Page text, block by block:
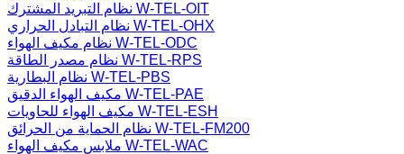
نظام التبريد المشترك W-TEL-OIT
نظام التبادل الحراري W-TEL-OHX
نظام مكيف الهواء W-TEL-ODC
نظام مصدر الطاقة W-TEL-RPS
نظام البطارية W-TEL-PBS
مكيف الهواء الدقيق W-TEL-PAE
مكيف الهواء للحاويات W-TEL-ESH
نظام الحماية من الحرائق W-TEL-FM200
ملابس مكيف الهواء W-TEL-WAC